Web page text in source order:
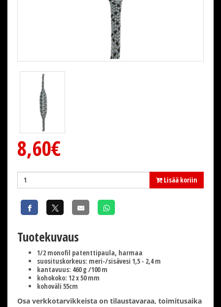
8,60€
Lisää koriin
Tuotekuvaus
1/2 monofil patenttipaula, harmaa
suosituskorkeus: meri-/sisävesi 1,5 - 2,4 m
kantavuus: 460 g /100 m
kohokoko: 12 x 50 mm
kohoväli 55cm
Osa verkkotarvikkeista on tilaustavaraa, toimitusaika